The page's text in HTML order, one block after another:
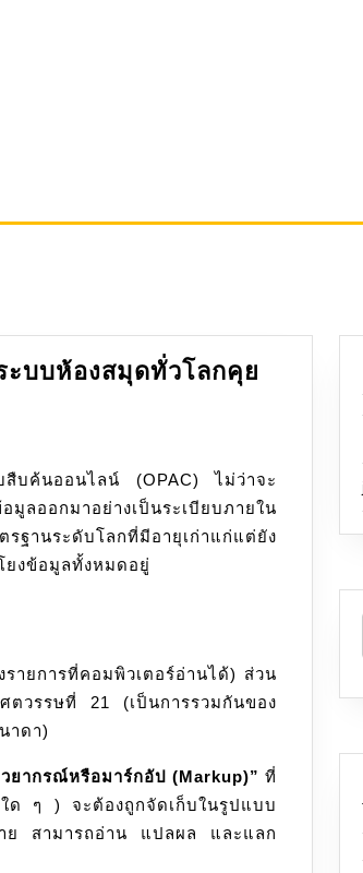
ะบบห้องสมุดทั่วโลกคุย
ออกมาอย่างเป็นระเบียบภายใน
ฐานระดับโลกที่มีอายุเก่าแก่แต่ยัง
ยงข้อมูลทั้งหมดอยู่
รายการที่คอมพิวเตอร์อ่านได้) ส่วน
ตวรรษที่ 21 (เป็นการรวมกันของ
าดา)
ยากรณ์หรือมาร์กอัป (Markup)” ที่
ด ๆ ) จะต้องถูกจัดเก็บในรูปแบบ
าย สามารถอ่าน แปลผล และแลก